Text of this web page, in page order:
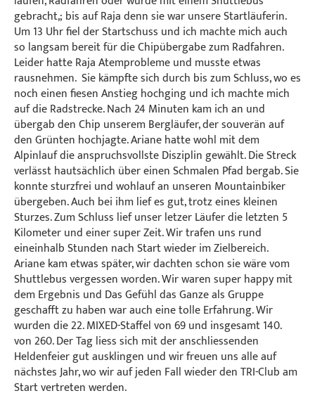
gebracht,; bis auf Raja denn sie war unsere Startläuferin.
Um 13 Uhr fiel der Startschuss und ich machte mich auch
so langsam bereit für die Chipübergabe zum Radfahren.
Leider hatte Raja Atemprobleme und musste etwas
rausnehmen. Sie kämpfte sich durch bis zum Schluss, wo es
noch einen fiesen Anstieg hochging und ich machte mich
auf die Radstrecke. Nach 24 Minuten kam ich an und
übergab den Chip unserem Bergläufer, der souverän auf
den Grünten hochjagte. Ariane hatte wohl mit dem
Alpinlauf die anspruchsvollste Disziplin gewählt. Die Streck
verlässt hautsächlich über einen Schmalen Pfad bergab. Sie
konnte sturzfrei und wohlauf an unseren Mountainbiker
übergeben. Auch bei ihm lief es gut, trotz eines kleinen
Sturzes. Zum Schluss lief unser letzer Läufer die letzten 5
Kilometer und einer super Zeit. Wir trafen uns rund
eineinhalb Stunden nach Start wieder im Zielbereich.
Ariane kam etwas später, wir dachten schon sie wäre vom
Shuttlebus vergessen worden. Wir waren super happy mit
dem Ergebnis und Das Gefühl das Ganze als Gruppe
geschafft zu haben war auch eine tolle Erfahrung. Wir
wurden die 22. MIXED-Staffel von 69 und insgesamt 140.
von 260. Der Tag liess sich mit der anschliessenden
Heldenfeier gut ausklingen und wir freuen uns alle auf
nächstes Jahr, wo wir auf jeden Fall wieder den TRI-Club am
Start vertreten werden.